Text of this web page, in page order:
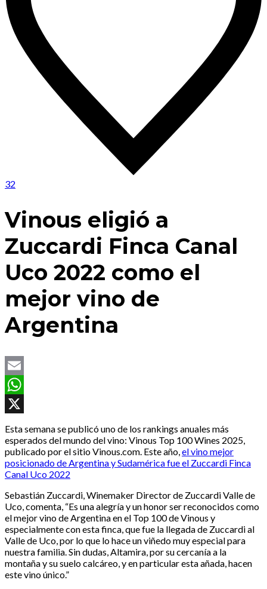
32
Vinous eligió a
Zuccardi Finca Canal
Uco 2022 como el
mejor vino de
Argentina
Email
WhatsApp
Esta semana se publicó uno de los rankings anuales más
esperados del mundo del vino: Vinous Top 100 Wines 2025,
publicado por el sitio Vinous.com. Este año,el vino mejor
posicionado de Argentina y Sudamérica fue el Zuccardi Finca
Canal Uco 2022
Sebastián Zuccardi, Winemaker Director de Zuccardi Valle de
Uco, comenta, “Es una alegría y un honor ser reconocidos como
el mejor vino de Argentina en el Top 100 de Vinous y
especialmente con esta finca, que fue la llegada de Zuccardi al
Valle de Uco, por lo que lo hace un viñedo muy especial para
nuestra familia. Sin dudas, Altamira, por su cercanía a la
montaña y su suelo calcáreo, y en particular esta añada, hacen
este vino único.”